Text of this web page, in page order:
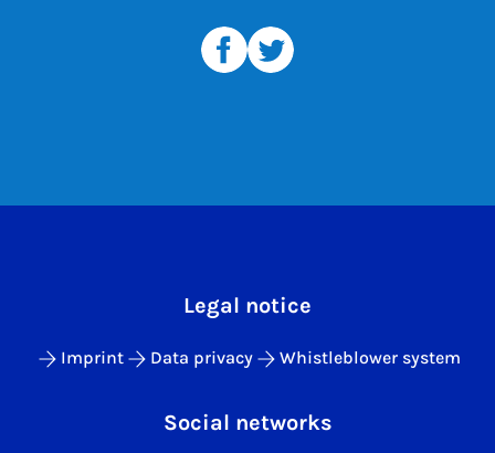
Legal notice
Imprint Data privacy Whistleblower system
Social networks